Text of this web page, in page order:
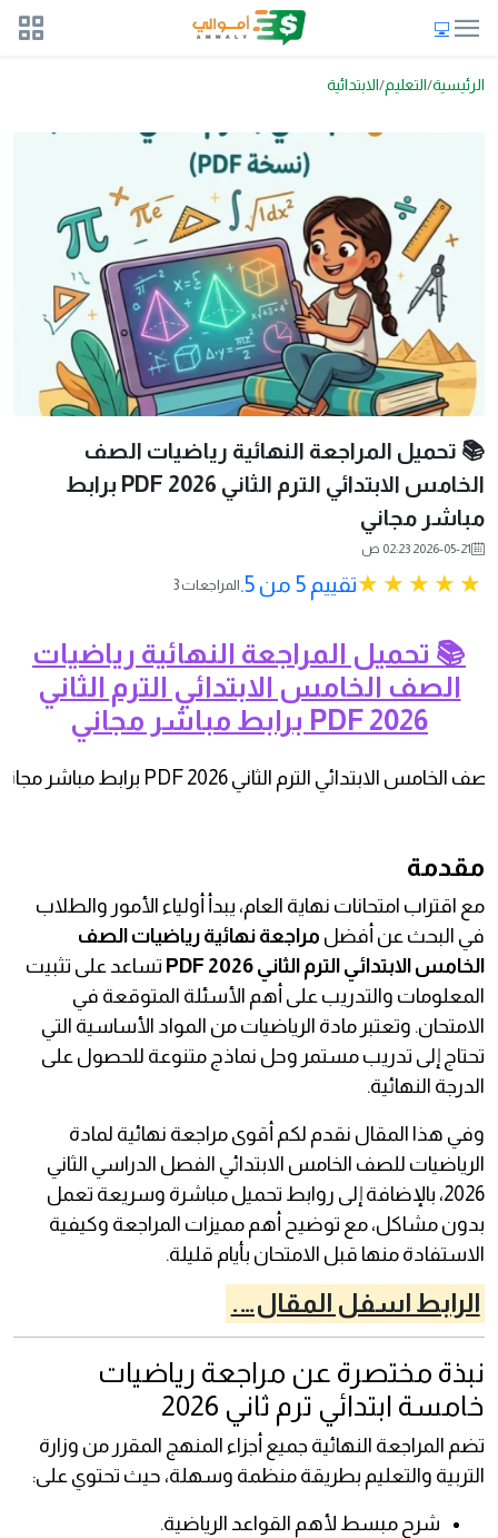
الرئيسية التعليم الابتدائية
📚 تحميل المراجعة النهائية رياضيات الصف
الخامس الابتدائي الترم الثاني 2026 PDF برابط
مباشر مجاني
2026-05-21 02:23 ص
تقييم 5 من 5. 3 المراجعات
📚 تحميل المراجعة النهائية رياضيات
الصف الخامس الابتدائي الترم الثاني
2026 PDF برابط مباشر مجاني
مقدمة
مع اقتراب امتحانات نهاية العام، يبدأ أولياء الأمور والطلاب
في البحث عن أفضل مراجعة نهائية رياضيات الصف
الخامس الابتدائي الترم الثاني 2026 PDF
تساعد على تثبيت
المعلومات والتدريب على أهم الأسئلة المتوقعة في
الامتحان. وتعتبر مادة الرياضيات من المواد الأساسية التي
تحتاج إلى تدريب مستمر وحل نماذج متنوعة للحصول على
الدرجة النهائية.
وفي هذا المقال نقدم لكم أقوى مراجعة نهائية لمادة
الرياضيات للصف الخامس الابتدائي الفصل الدراسي الثاني
2026، بالإضافة إلى روابط تحميل مباشرة وسريعة تعمل
بدون مشاكل، مع توضيح أهم مميزات المراجعة وكيفية
الاستفادة منها قبل الامتحان بأيام قليلة.
الرابط اسفل المقال….
نبذة مختصرة عن مراجعة رياضيات
خامسة ابتدائي ترم ثاني 2026
تضم المراجعة النهائية جميع أجزاء المنهج المقرر من وزارة
التربية والتعليم بطريقة منظمة وسهلة، حيث تحتوي على:
شرح مبسط لأهم القواعد الرياضية.